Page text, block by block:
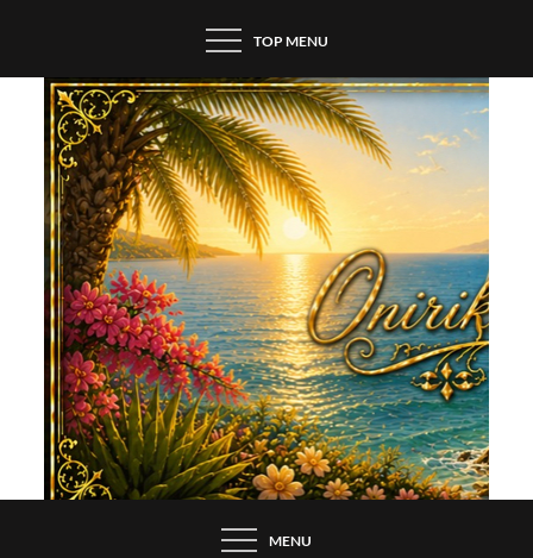
content
TOP MENU
MENU